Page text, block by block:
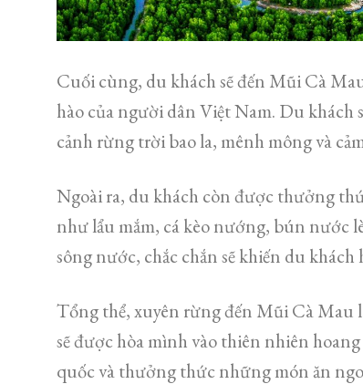
Cuối cùng, du khách sẽ đến Mũi Cà
hào của người dân Việt Nam. Du
cảnh rừng trời bao la, mênh mông và
Ngoài ra, du khách còn được thưởng
như lẩu mắm, cá kèo nướng, bún nước
sông nước, chắc chắn sẽ khiến du khách
Tổng thể, xuyên rừng đến Mũi Cà Mau
sẽ được hòa mình vào thiên nhiên
quốc và thưởng thức những món ăn